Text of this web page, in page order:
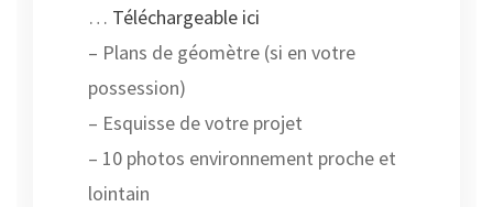
… Téléchargeable ici
– Plans de géomètre (si en votre
possession)
– Esquisse de votre projet
– 10 photos environnement proche et
lointain